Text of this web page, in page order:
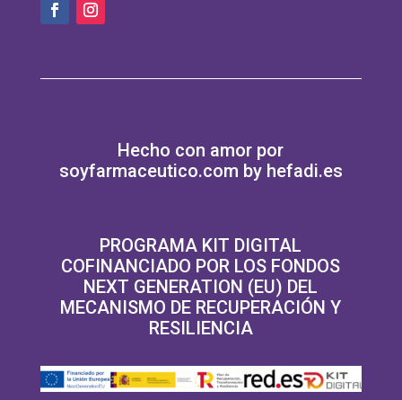
Hecho con amor por
soyfarmaceutico.com by hefadi.es
PROGRAMA KIT DIGITAL
COFINANCIADO POR LOS FONDOS
NEXT GENERATION (EU) DEL
MECANISMO DE RECUPERACIÓN Y
RESILIENCIA